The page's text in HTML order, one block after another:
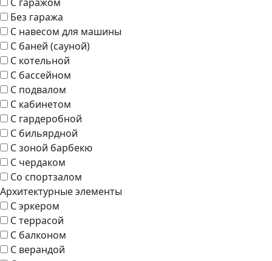
Без гаража
С навесом для машины
С баней (сауной)
С котельной
С бассейном
С подвалом
С кабинетом
С гардеробной
С бильярдной
С зоной барбекю
С чердаком
Со спортзалом
Архитектурные элементы
С эркером
С террасой
С балконом
С верандой